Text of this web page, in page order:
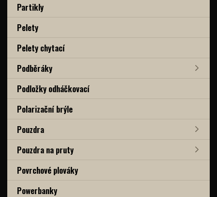
Partikly
Pelety
Pelety chytací
Podběráky
Podložky odháčkovací
Polarizační brýle
Pouzdra
Pouzdra na pruty
Povrchové plováky
Powerbanky